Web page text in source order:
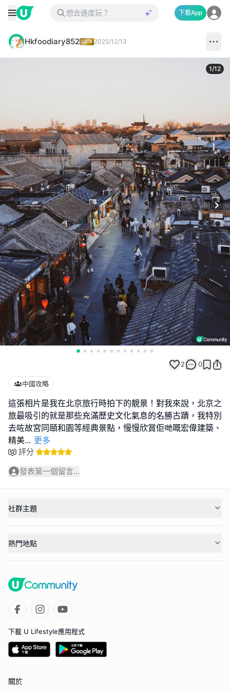
下載App
Hkfoodiary852 2025/12/13
1/12
2 0
中國攻略
這張相片是我在北京旅行時拍下的靚景！對我來說，北京之
旅最吸引的就是那些充滿歷史文化氣息的名勝古蹟，我特別
去咗故宮同頤和園等經典景點，慢慢欣賞佢哋嘅宏偉建築、
精美... 更多
評分
發表第一個留言...
社群主題
熱門地點
下載 U Lifestyle應用程式
關於